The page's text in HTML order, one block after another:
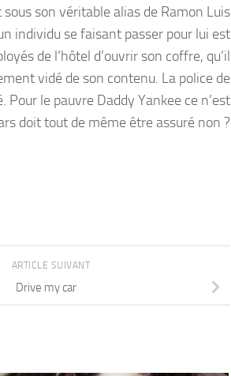
son véritable alias de Ramon Luis
individu se faisant passer pour lui est
de l’hôtel d’ouvrir son coffre, qu’il
vidé de son contenu. La police de
le pauvre Daddy Yankee ce n’est
doit tout de même être assuré non ?
ARTICLE SUIVANT
Drive my car